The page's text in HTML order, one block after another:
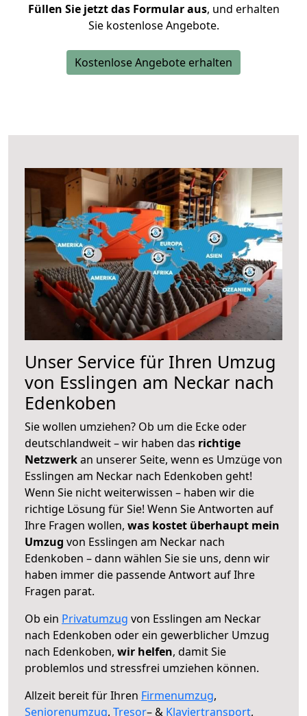
Füllen Sie jetzt das Formular aus, und erhalten
Sie kostenlose Angebote.
Kostenlose Angebote erhalten
Unser Service für Ihren Umzug
von Esslingen am Neckar nach
Edenkoben
Sie wollen umziehen? Ob um die Ecke oder
deutschlandweit – wir haben das richtige
Netzwerkan unserer Seite, wenn es Umzüge von
Esslingen am Neckar nach Edenkoben geht!
Wenn Sie nicht weiterwissen – haben wir die
richtige Lösung für Sie! Wenn Sie Antworten auf
Ihre Fragen wollen, was kostet überhaupt mein
Umzug von Esslingen am Neckar nach
Edenkoben – dann wählen Sie sie uns, denn wir
haben immer die passende Antwort auf Ihre
Fragen parat.
Ob ein Privatumzug von Esslingen am Neckar
nach Edenkoben oder ein gewerblicher Umzug
nach Edenkoben, wir helfen, damit Sie
problemlos und stressfrei umziehen können.
Allzeit bereit für Ihren Firmenumzug,
Seniorenumzug, Tresor– & Klaviertransport,